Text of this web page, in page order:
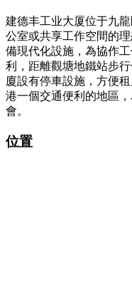
建德丰工业大厦位于九
公室或共享工作空間的
備現代化設施，為協作
利，距離觀塘地鐵站步
廈設有停車設施，方便
港一個交通便利的地區
會。
位置